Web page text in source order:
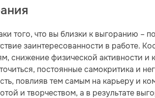
того, что вы близки к выгоранию –
заинтересованности в работе.
снижение физической активности и
постоянные самокритика и
повлияв тем самым на карьеру и
и творчеством, а в результате